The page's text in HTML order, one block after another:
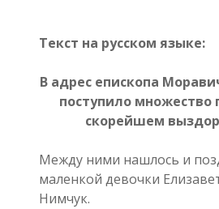
Текст на русском языке:
В адрес епископа
поступило множество
скорейшем
Между ними нашлось и
маленкой девочки
Нимчук.